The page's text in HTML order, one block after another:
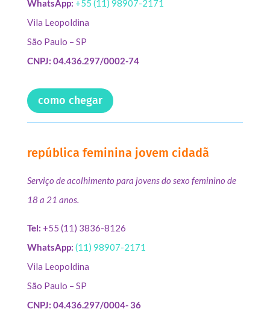
WhatsApp: +55 (11) 98907-2171
Vila Leopoldina
São Paulo – SP
CNPJ: 04.436.297/0002-74
como chegar
república feminina jovem cidadã
Serviço de acolhimento para jovens do sexo feminino de
18 a 21 anos.
Tel: +55 (11) 3836-8126
WhatsApp: (11) 98907-2171
Vila Leopoldina
São Paulo – SP
CNPJ: 04.436.297/0004- 36